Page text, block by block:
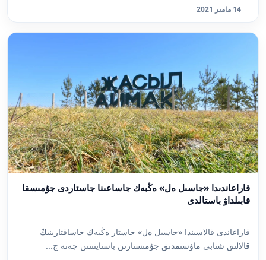
14 مامىر 2021
قاراعاندىدا «جاسىل ەل» ەڭبەك جاساعىنا جاستاردى جۇمىسقا
قابىلداۋ باستالدى
قاراعاندى قالاسىندا «جاسىل ەل» جاستار ەڭبەك جاساقتارىنىڭ
قالالىق شتابى ماۋسىمدىق جۇمىستارىن باستايتىنىن جەنە ج...